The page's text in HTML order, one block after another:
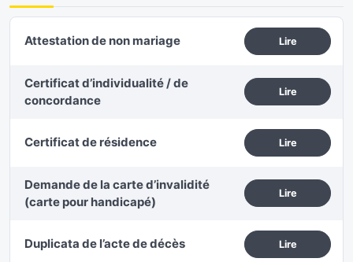
Attestation de non mariage Lire
Certificat d’individualité / de
concordance
Lire
Certificat de résidence Lire
Demande de la carte d’invalidité
(carte pour handicapé)
Lire
Duplicata de l’acte de décès Lire